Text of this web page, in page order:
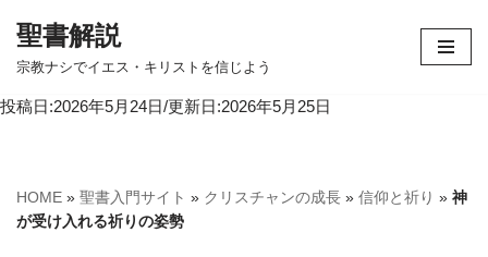
コ
テ
へ
ス
聖書解説
宗教ナシでイエス・キリストを信じよう
投稿日:2026年5月24日/更新日:2026年5月25日
HOME » 聖書入門サイト » クリスチャンの成長 » 信仰と祈り » 神
が受け入れる祈りの姿勢